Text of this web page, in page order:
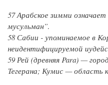
57 Арабское зимми
мусульман”.
58 Сабии - упоминаемое в
неидентифицируемой
59 Рей (древняя Para) —
Тегерана; Кумис — область